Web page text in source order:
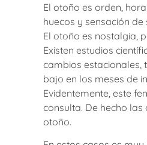
El otoño es orden,
huecos y sensación
El otoño es nostalgia,
Existen estudios
cambios estacionales,
bajo en los meses de
Evidentemente, este
consulta. De hecho
otoño.